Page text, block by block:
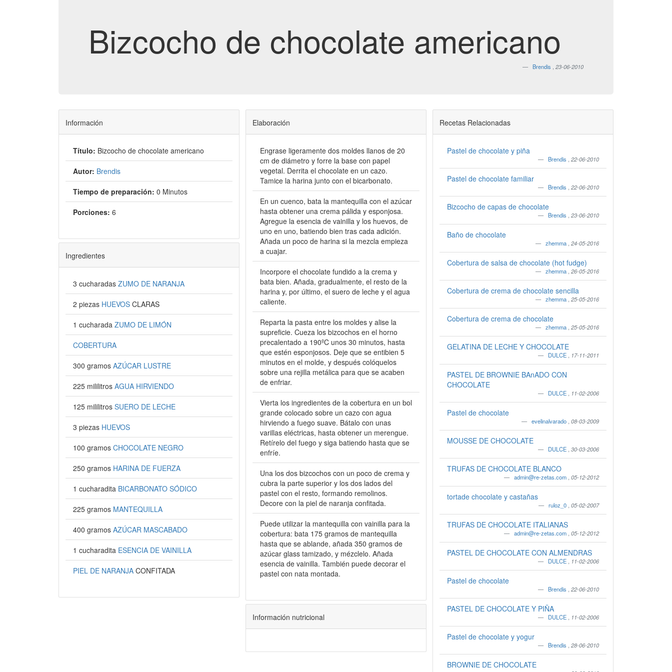
Bizcocho de chocolate americano
Brendis 23-06-2010
Información
Título: Bizcocho de chocolate americano
Autor: Brendis
Tiempo de preparación: 0 Minutos
Porciones: 6
Ingredientes
3 cucharadas ZUMO DE NARANJA
2 piezas HUEVOS CLARAS
1 cucharada ZUMO DE LIMÓN
COBERTURA
300 gramos AZÚCAR LUSTRE
225 mililitros AGUA HIRVIENDO
125 mililitros SUERO DE LECHE
3 piezas HUEVOS
100 gramos CHOCOLATE NEGRO
250 gramos HARINA DE FUERZA
1 cucharadita BICARBONATO SÓDICO
225 gramos MANTEQUILLA
400 gramos AZÚCAR MASCABADO
1 cucharadita ESENCIA DE VAINILLA
PIEL DE NARANJA CONFITADA
Elaboración
Engrase ligeramente dos moldes llanos de 20
cm de diámetro y forre la base con papel
vegetal. Derrita el chocolate en un cazo.
Tamice la harina junto con el bicarbonato.
En un cuenco, bata la mantequilla con el azúcar
hasta obtener una crema pálida y esponjosa.
Agregue la esencia de vainilla y los huevos, de
uno en uno, batiendo bien tras cada adición.
Añada un poco de harina si la mezcla empieza
a cuajar.
Incorpore el chocolate fundido a la crema y
bata bien. Añada, gradualmente, el resto de la
harina y, por último, el suero de leche y el agua
caliente.
Reparta la pasta entre los moldes y alise la
supreficie. Cueza los bizcochos en el horno
precalentado a 190ºC unos 30 minutos, hasta
que estén esponjosos. Deje que se entibien 5
minutos en el molde, y después colóquelos
sobre una rejilla metálica para que se acaben
de enfriar.
Vierta los ingredientes de la cobertura en un bol
grande colocado sobre un cazo con agua
hirviendo a fuego suave. Bátalo con unas
varillas eléctricas, hasta obtener un merengue.
Retírelo del fuego y siga batiendo hasta que se
enfríe.
Una los dos bizcochos con un poco de crema y
cubra la parte superior y los dos lados del
pastel con el resto, formando remolinos.
Decore con la piel de naranja confitada.
Puede utilizar la mantequilla con vainilla para la
cobertura: bata 175 gramos de mantequilla
hasta que se ablande, añada 350 gramos de
azúcar glass tamizado, y mézclelo. Añada
esencia de vainilla. También puede decorar el
pastel con nata montada.
Información nutricional
Recetas Relacionadas
Pastel de chocolate y piña
Brendis ,22-06-2010
Pastel de chocolate familiar
Brendis ,22-06-2010
Bizcocho de capas de chocolate
Brendis ,23-06-2010
Baño de chocolate
zhemma ,24-05-2016
Cobertura de salsa de chocolate (hot fudge)
zhemma ,26-05-2016
Cobertura de crema de chocolate sencilla
zhemma ,25-05-2016
Cobertura de crema de chocolate
zhemma ,25-05-2016
GELATINA DE LECHE Y CHOCOLATE
DULCE 17-11-2011
PASTEL DE BROWNIE BAnADO CON
CHOCOLATE
DULCE 11-02-2006
Pastel de chocolate
evelinalvarado ,08-03-2009
MOUSSE DE CHOCOLATE
DULCE ,30-03-2006
TRUFAS DE CHOCOLATE BLANCO
admin@re-zetas.com ,05-12-2012
tortade chocolate y castañas
ruloz_0 ,05-02-2007
TRUFAS DE CHOCOLATE ITALIANAS
admin@re-zetas.com ,05-12-2012
PASTEL DE CHOCOLATE CON ALMENDRAS
DULCE 11-02-2006
Pastel de chocolate
Brendis ,22-06-2010
PASTEL DE CHOCOLATE Y PIÑA
DULCE 11-02-2006
Pastel de chocolate y yogur
Brendis ,28-06-2010
BROWNIE DE CHOCOLATE